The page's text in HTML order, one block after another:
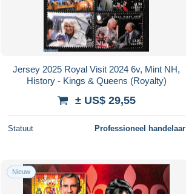
Jersey 2025 Royal Visit 2024 6v, Mint NH,
History - Kings & Queens (Royalty)
± US$ 29,55
Statuut Professioneel handelaar
Nieuw